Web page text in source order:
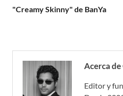
"Creamy Skinny" de BanYa
Acerca
Editor y